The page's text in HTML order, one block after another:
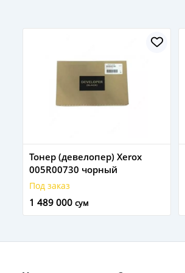
Тонер (девелопер) Xerox
005R00730 чорный
Под заказ
1 489 000 сум